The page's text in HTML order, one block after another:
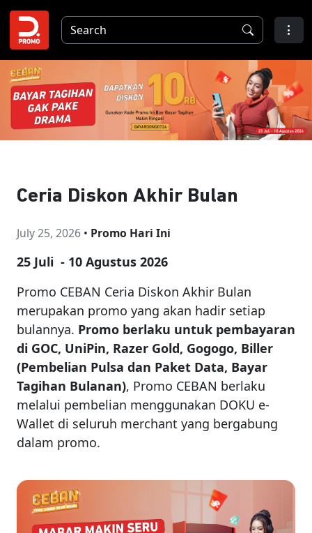
Ceria Diskon Akhir Bulan
July 25, 2026 • Promo Hari Ini
25 Juli - 10 Agustus 2026
Promo CEBAN Ceria Diskon Akhir Bulan
merupakan promo yang akan hadir setiap
bulannya. Promo berlaku untuk pembayaran
di GOC, UniPin, Razer Gold, Gogogo, Biller
(Pembelian Pulsa dan Paket Data, Bayar
Tagihan Bulanan), Promo CEBAN berlaku
melalui pembelian menggunakan DOKU e-
Wallet di seluruh merchant yang bergabung
dalam promo.